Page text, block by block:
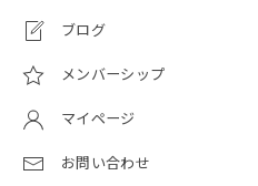
ブログ
メンバーシップ
マイページ
お問い合わせ